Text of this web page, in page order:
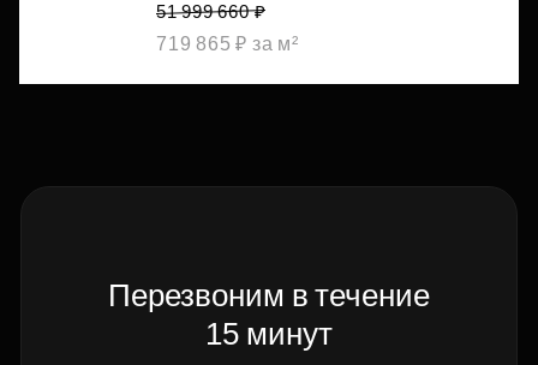
51 999 660 ₽
719 865 ₽ за м²
Перезвоним в течение
15 минут